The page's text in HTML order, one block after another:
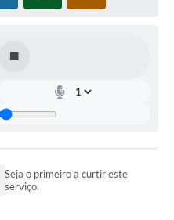
Seja o primeiro a curtir este
serviço.